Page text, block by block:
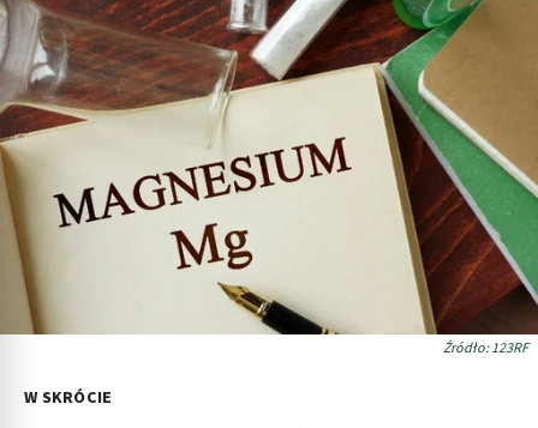
Źródło: 123RF
W SKRÓCIE